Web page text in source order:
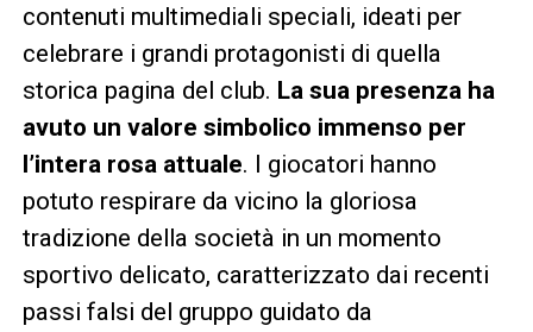
contenuti multimediali speciali, ideati per
celebrare i grandi protagonisti di quella
storica pagina del club. La sua presenza ha
avuto un valore simbolico immenso per
l’intera rosa attuale. I giocatori hanno
potuto respirare da vicino la gloriosa
tradizione della società in un momento
sportivo delicato, caratterizzato dai recenti
passi falsi del gruppo guidato da